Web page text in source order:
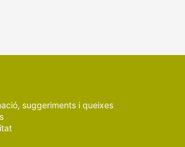
suggeriments i queixes